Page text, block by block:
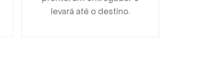
levará até o destino.